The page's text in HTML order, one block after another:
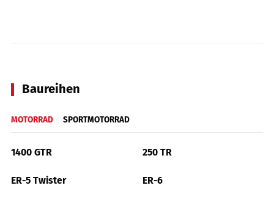
Baureihen
MOTORRAD SPORTMOTORRAD
1400 GTR 250 TR
ER-5 Twister ER-6